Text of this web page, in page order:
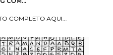
COMPLETO AQUI...